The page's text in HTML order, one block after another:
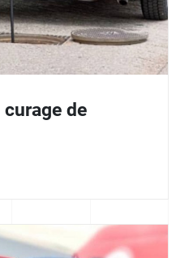
curage de